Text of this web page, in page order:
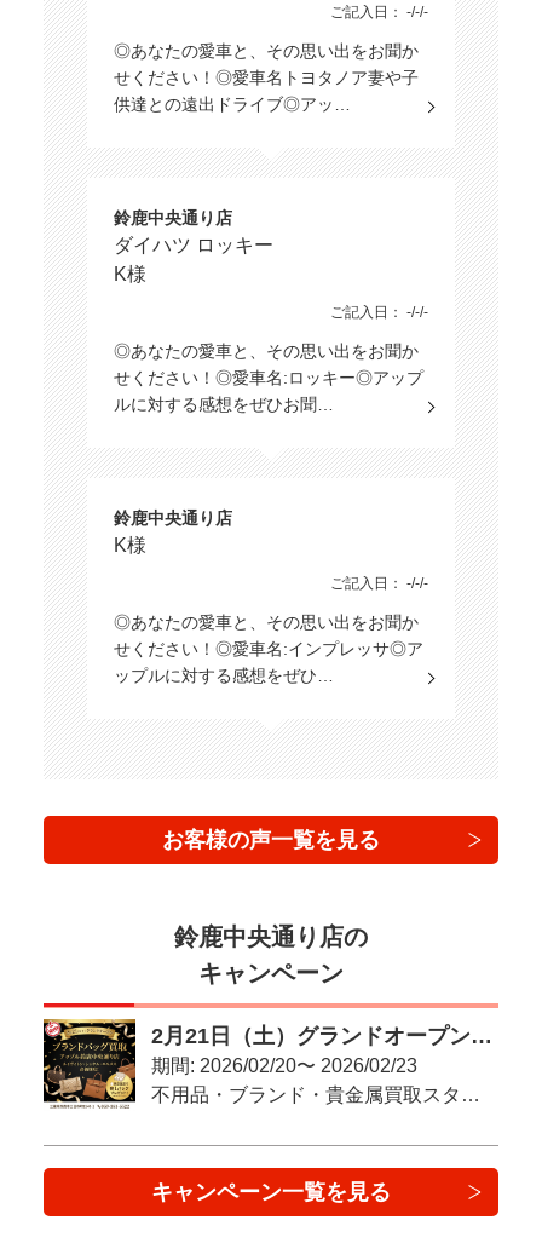
ご記入日： -/-/-
◎あなたの愛車と、その思い出をお聞か
せください！◎愛車名トヨタノア妻や子
供達との遠出ドライブ◎アッ…
鈴鹿中央通り店
ダイハツ ロッキー
K様
ご記入日： -/-/-
◎あなたの愛車と、その思い出をお聞か
せください！◎愛車名:ロッキー◎アップ
ルに対する感想をぜひお聞…
鈴鹿中央通り店
K様
ご記入日： -/-/-
◎あなたの愛車と、その思い出をお聞か
せください！◎愛車名:インプレッサ◎ア
ップルに対する感想をぜひ…
お客様の声一覧を見る
鈴鹿中央通り店の
キャンペーン
2月21日（土）グランドオープン！アップル鈴鹿中央通り店
期間: 2026/02/20〜 2026/02/23
不用品・ブランド・貴金属買取スタート！
キャンペーン一覧を見る